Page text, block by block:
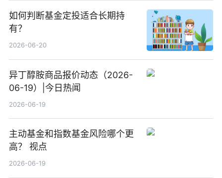
如何判断基金定投适合长期持
有？
2026-06-20
异丁醇胺商品报价动态（2026-
06-19）|今日热闻
2026-06-19
主动基金和指数基金风险哪个更
高？ 视点
2026-06-19